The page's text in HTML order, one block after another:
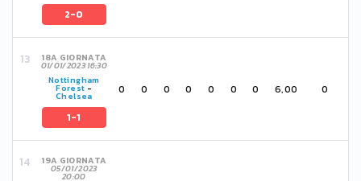
2-0
18A GIORNATA
01/01/2023 16:30
Nottingham
Forest -
Chelsea
1-1
0 0 0 0 0 0 0 6,00 0
19A GIORNATA
05/01/2023
20:00